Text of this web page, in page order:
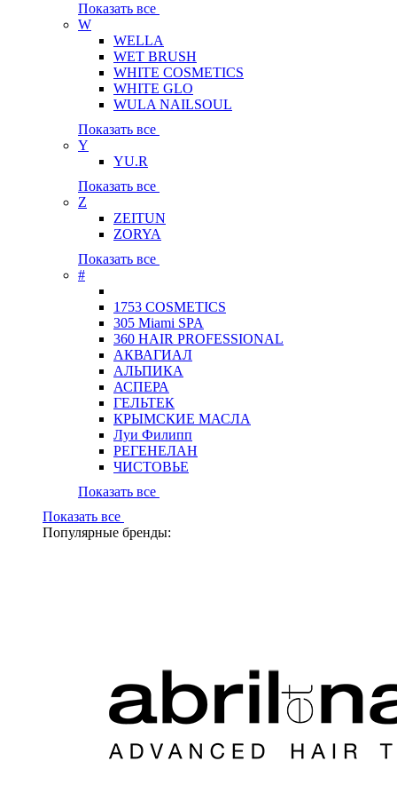
Показать все
W
WELLA
WET BRUSH
WHITE COSMETICS
WHITE GLO
WULA NAILSOUL
Показать все
Y
YU.R
Показать все
Z
ZEITUN
ZORYA
Показать все
#
1753 COSMETICS
305 Miami SPA
360 HAIR PROFESSIONAL
АКВАГИАЛ
АЛЬПИКА
АСПЕРА
ГЕЛЬТЕК
КРЫМСКИЕ МАСЛА
Луи Филипп
РЕГЕНЕЛАН
ЧИСТОВЬЕ
Показать все
Показать все
Популярные бренды: